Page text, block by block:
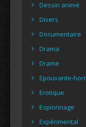
Dessin animé
Divers
Documentaire
Drama
Drame
Epouvante-
Erotique
Espionnage
Expérimental